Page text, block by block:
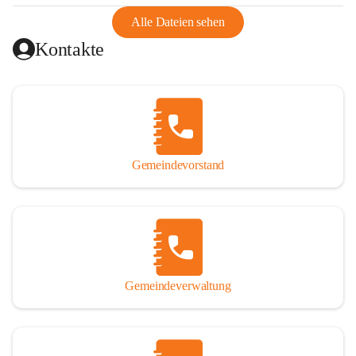
Aus diesem Grund war die Bevölkerung dazu gezwungen,
Schmuggel zu betreiben. Es kam oft zu nächtlichen
Überfällen und Schießereien. Erst mit dem Anschluss des
wirtschaftlich ging es bergauf. Dieser Aufschwung endete
1926. Es folgten Arbeitslosigkeit, Preissteigerung und
Unanbringlichkeit von Produkten. Daher wurde der
Anschluss an das Deutsche Reich begrüßt. Als der Zweite
Weltkrieg ausbrach, schwang die Stimmung um. Es starben
26 Männer an der Front, weitere 16 werden vermisst.
Von 1971 bis 1991 gehörte Wörterberg zur Gemeinde
Ollersdorf. Durch den Einsatz von mehreren Ortsansässigen
wurde Wörterberg 1991 wieder eine eigenständige
Die Gemeinde liegt im Südburgenland im Nordwesten des
Alle Dateien sehen
Kontakte
Gemeindevorstand
Gemeindeverwaltung